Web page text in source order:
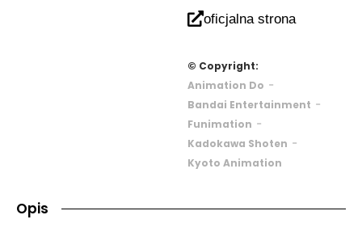
oficjalna strona
© Copyright:
Animation Do -
Bandai Entertainment -
Funimation -
Kadokawa Shoten -
Kyoto Animation
Opis